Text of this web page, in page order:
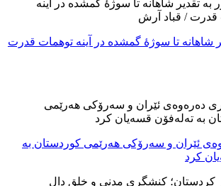
شاهانه تا سوژهٔ گمشده در آینه توهمات قدرت
ئێران و سەرۆکی هەرێمی کوردستان بە
کرد